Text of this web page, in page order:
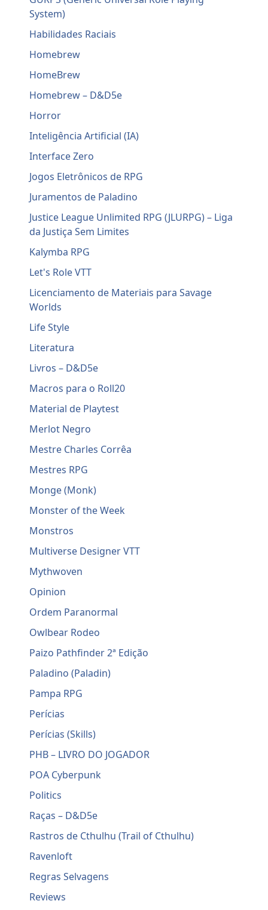
System)
Habilidades Raciais
Homebrew
HomeBrew
Homebrew – D&D5e
Horror
Inteligência Artificial (IA)
Interface Zero
Jogos Eletrônicos de RPG
Juramentos de Paladino
Justice League Unlimited RPG (JLURPG) – Liga
da Justiça Sem Limites
Kalymba RPG
Let's Role VTT
Licenciamento de Materiais para Savage
Worlds
Life Style
Literatura
Livros – D&D5e
Macros para o Roll20
Material de Playtest
Merlot Negro
Mestre Charles Corrêa
Mestres RPG
Monge (Monk)
Monster of the Week
Monstros
Multiverse Designer VTT
Mythwoven
Opinion
Ordem Paranormal
Owlbear Rodeo
Paizo Pathfinder 2ª Edição
Paladino (Paladin)
Pampa RPG
Perícias
Perícias (Skills)
PHB – LIVRO DO JOGADOR
POA Cyberpunk
Politics
Raças – D&D5e
Rastros de Cthulhu (Trail of Cthulhu)
Ravenloft
Regras Selvagens
Reviews